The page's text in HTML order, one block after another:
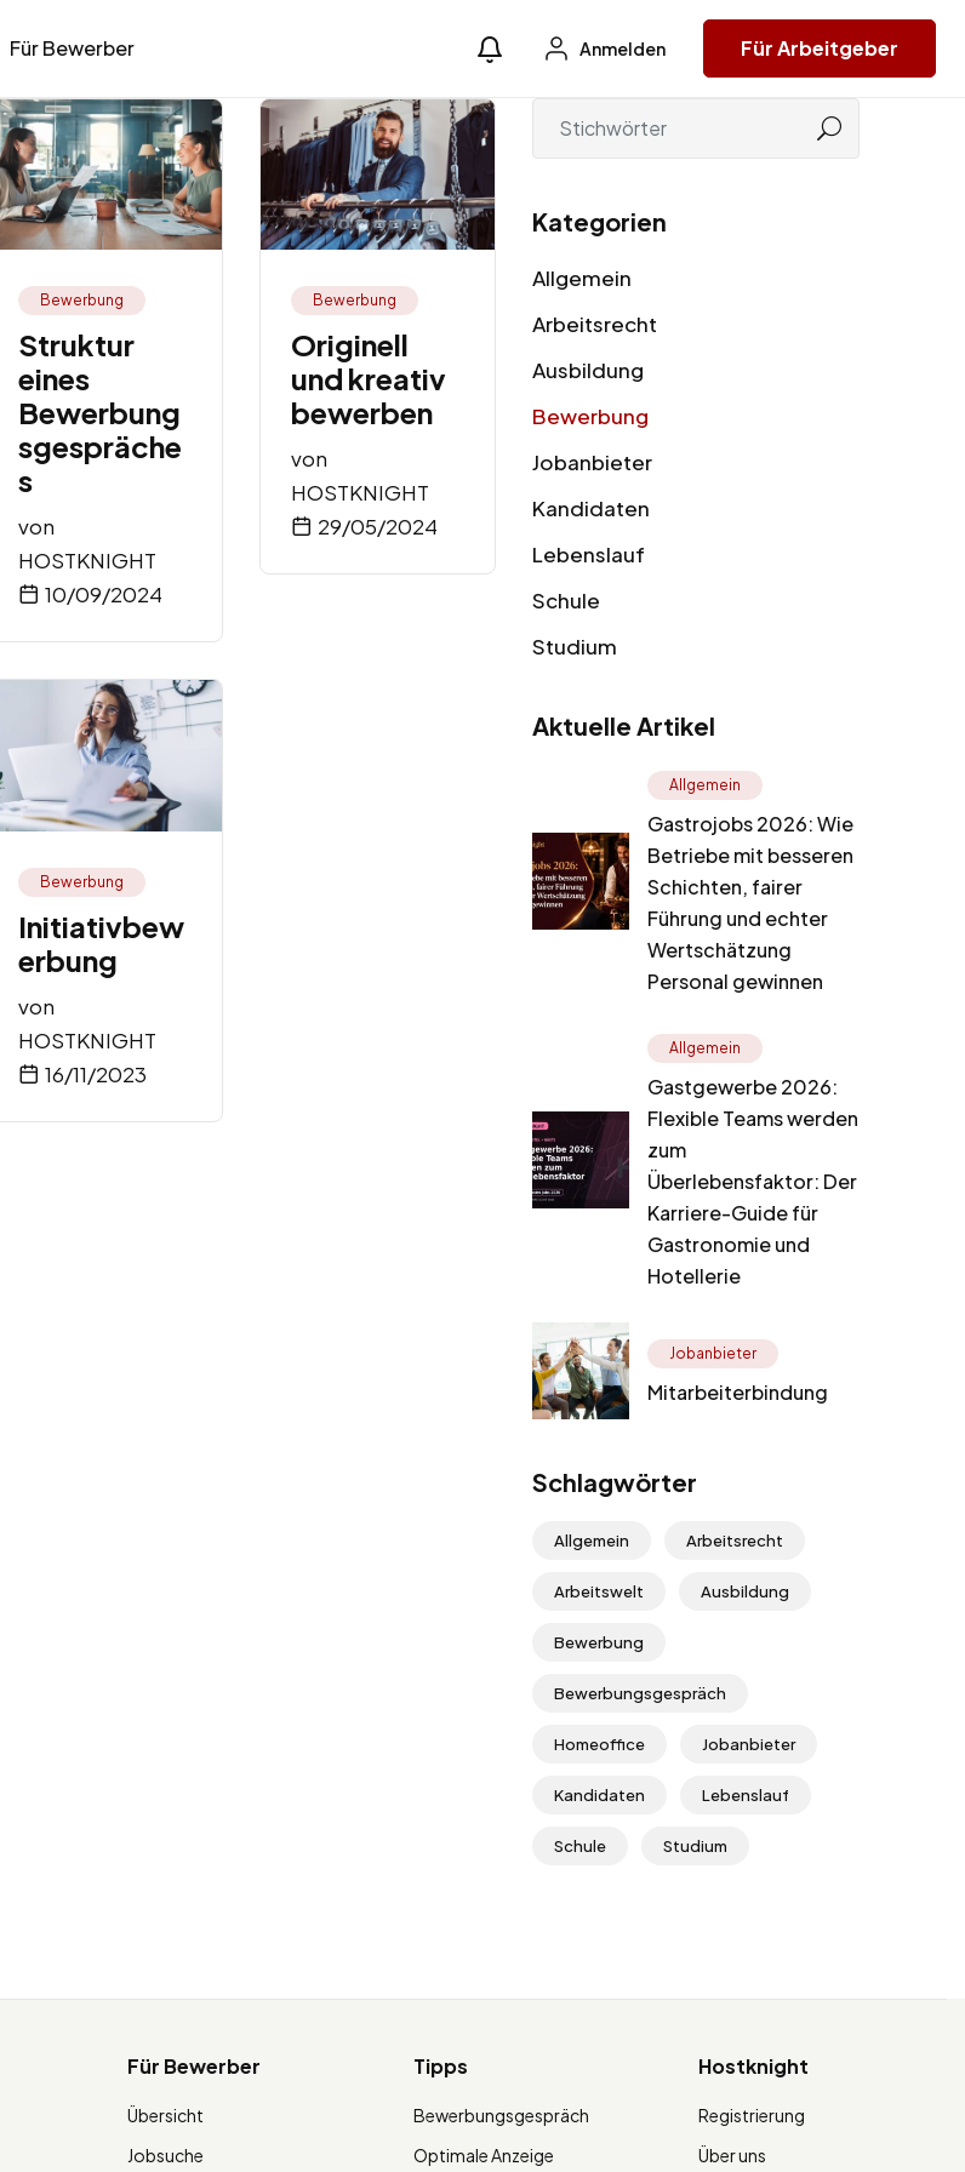
Für Bewerber Anmelden Für Arbeitgeber
Bewerbung
Struktur
eines
Bewerbung
sgespräche
s
von
HOSTKNIGHT
10/09/2024
Bewerbung
Originell
und kreativ
bewerben
von
HOSTKNIGHT
29/05/2024
Bewerbung
Initiativbew
erbung
von
HOSTKNIGHT
16/11/2023
Kategorien
Allgemein
Arbeitsrecht
Ausbildung
Bewerbung
Jobanbieter
Kandidaten
Lebenslauf
Schule
Studium
Aktuelle Artikel
Allgemein
Gastrojobs 2026: Wie
Betriebe mit besseren
Schichten, fairer
Führung und echter
Wertschätzung
Personal gewinnen
Allgemein
Gastgewerbe 2026:
Flexible Teams werden
zum
Überlebensfaktor: Der
Karriere-Guide für
Gastronomie und
Hotellerie
Jobanbieter
Mitarbeiterbindung
Schlagwörter
Allgemein Arbeitsrecht
Arbeitswelt Ausbildung
Bewerbung
Bewerbungsgespräch
Homeoffice Jobanbieter
Kandidaten Lebenslauf
Schule Studium
Für Bewerber
Übersicht
Jobsuche
Tipps
Bewerbungsgespräch
Optimale Anzeige
Hostknight
Registrierung
Über uns